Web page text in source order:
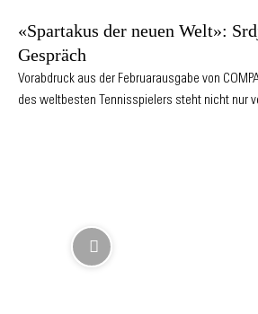
«Spartakus der neuen Welt»:
Gespräch
Vorabdruck aus der Februarausgabe von
des weltbesten Tennisspielers steht nicht nur